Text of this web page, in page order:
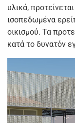
υλικά,
ισοπεδωμένα
οικισμού. Τα
κατά το δυνατόν